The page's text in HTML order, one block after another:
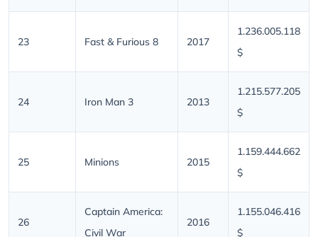
23 Fast & Furious 8 2017
1.236.005.118
$
24 Iron Man 3 2013
1.215.577.205
$
25 Minions 2015
1.159.444.662
$
26
Captain America:
Civil War
2016
1.155.046.416
$